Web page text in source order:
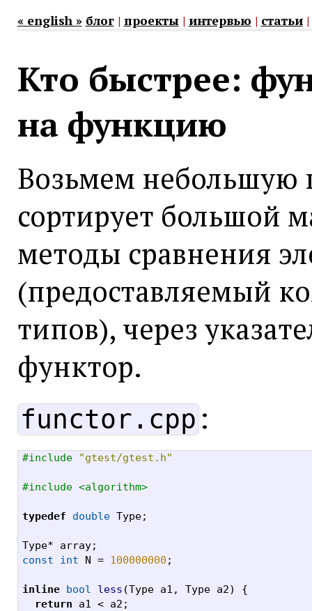
« english » блог| проекты| интервью | статьи|
Кто быстрее:
на функцию
Возьмем небольшую
сортирует большой
методы сравнения
(предоставляемый
типов), через
функтор.
functor.cpp:
#include "gtest/gtest.h"
#include <algorithm>
typedef double Type;
Type* array;
const int N = 100000000 ;
inline bool less (Type a1 , Type a2) {
return a1 < a2 ;